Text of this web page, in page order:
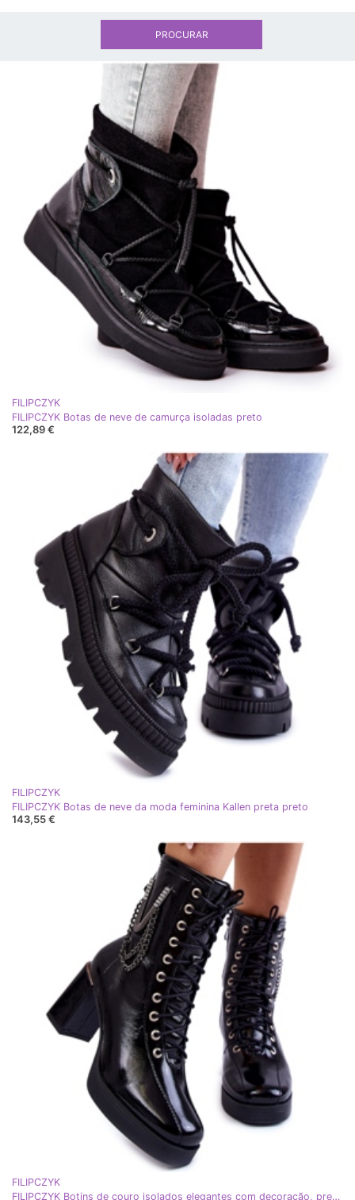
FILIPCZYK
FILIPCZYK Botas de neve de camurça isoladas preto
122,89 €
FILIPCZYK
FILIPCZYK Botas de neve da moda feminina Kallen preta preto
143,55 €
FILIPCZYK
FILIPCZYK Botins de couro isolados elegantes com decoração, pretos
PROCURAR